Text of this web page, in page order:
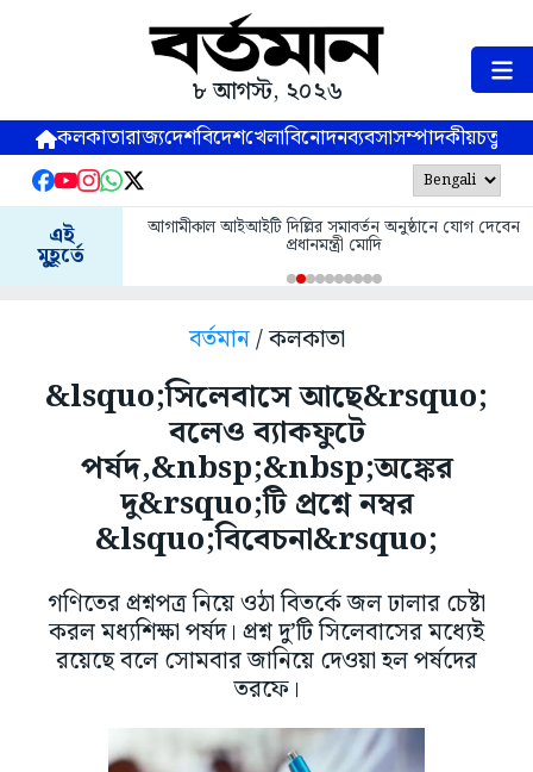
৮ আগস্ট, ২০২৬
কলকাতারাজ্যদেশবিদেশখেলাবিনোদনব্যবসাসম্পাদকীয়
এই
মুহূর্তে
আগামীকাল আইআইটি দিল্লির সমাবর্তন অনুষ্ঠানে যোগ দেবেন
প্রধানমন্ত্রী মোদি
বর্তমান/ কলকাতা
&lsquo;সিলেবাসে আছে&rsquo;
বলেও ব্যাকফুটে
পর্ষদ,&nbsp;&nbsp;অঙ্কের
দু&rsquo;টি প্রশ্নে নম্বর
&lsquo;বিবেচনা&rsquo;
গণিতের প্রশ্নপত্র নিয়ে ওঠা বিতর্কে জল ঢালার চেষ্টা
করল মধ্যশিক্ষা পর্ষদ। প্রশ্ন দু’টি সিলেবাসের মধ্যেই
রয়েছে বলে সোমবার জানিয়ে দেওয়া হল পর্ষদের
তরফে।